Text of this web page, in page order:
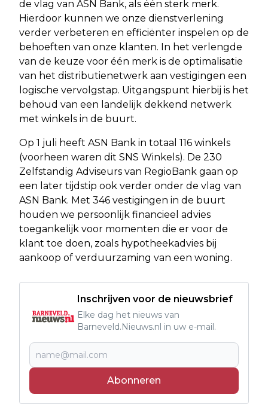
de vlag van ASN Bank, als één sterk merk.
Hierdoor kunnen we onze dienstverlening
verder verbeteren en efficiënter inspelen op de
behoeften van onze klanten. In het verlengde
van de keuze voor één merk is de optimalisatie
van het distributienetwerk aan vestigingen een
logische vervolgstap. Uitgangspunt hierbij is het
behoud van een landelijk dekkend netwerk
met winkels in de buurt.
Op 1 juli heeft ASN Bank in totaal 116 winkels
(voorheen waren dit SNS Winkels). De 230
Zelfstandig Adviseurs van RegioBank gaan op
een later tijdstip ook verder onder de vlag van
ASN Bank. Met 346 vestigingen in de buurt
houden we persoonlijk financieel advies
toegankelijk voor momenten die er voor de
klant toe doen, zoals hypotheekadvies bij
aankoop of verduurzaming van een woning.
Inschrijven voor de nieuwsbrief
Elke dag het nieuws van
Barneveld.Nieuws.nl in uw e-mail.
Abonneren